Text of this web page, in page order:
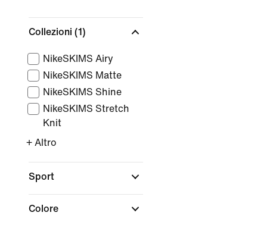
Collezioni (1)
NikeSKIMS Airy
NikeSKIMS Matte
NikeSKIMS Shine
NikeSKIMS Stretch
Knit
+ Altro
Sport
Colore